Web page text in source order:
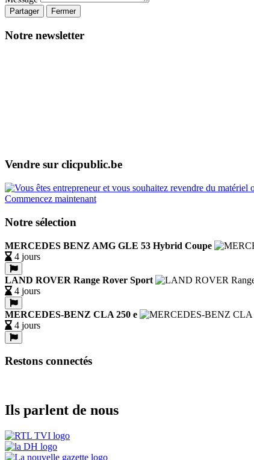
Partager Fermer
Notre newsletter
Vendre sur clicpublic.be
Commencez maintenant
Notre sélection
MERCEDES BENZ AMG GLE 53 Hybrid Coupe
4 jours
LAND ROVER Range Rover Sport
4 jours
MERCEDES-BENZ CLA 250 e
4 jours
Restons connectés
Ils parlent de nous